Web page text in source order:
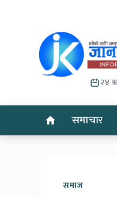
२४
समाचार
समाज